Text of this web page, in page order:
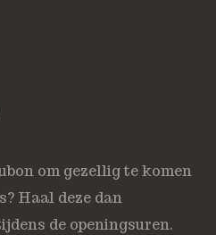
om gezellig te komen
Haal deze dan
de openingsuren.